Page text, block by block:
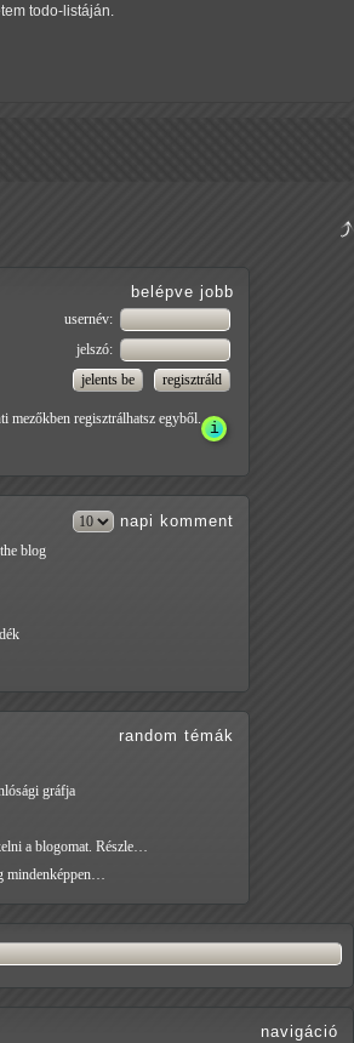
todo-listáján.
belépve jobb
usernév:
jelszó:
mezőkben regisztrálhatsz egyből.
napi komment
blog
random témák
gráfja
a blogomat. Részle…
mindenképpen…
navigáció